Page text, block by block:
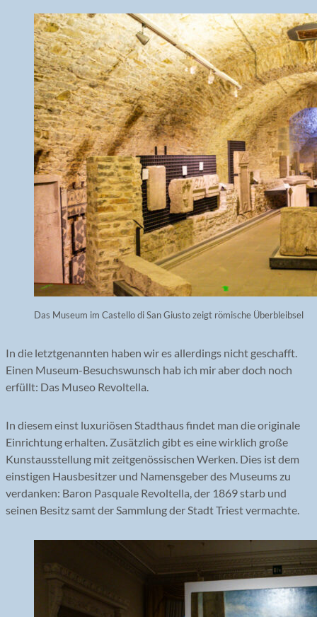
Das Museum im Castello di San Giusto zeigt römische Überbleibsel
In die letztgenannten haben wir es allerdings nicht geschafft.
Einen Museum-Besuchswunsch hab ich mir aber doch noch
erfüllt: Das Museo Revoltella.
In diesem einst luxuriösen Stadthaus findet man die originale
Einrichtung erhalten. Zusätzlich gibt es eine wirklich große
Kunstausstellung mit zeitgenössischen Werken. Dies ist dem
einstigen Hausbesitzer und Namensgeber des Museums zu
verdanken: Baron Pasquale Revoltella, der 1869 starb und
seinen Besitz samt der Sammlung der Stadt Triest vermachte.